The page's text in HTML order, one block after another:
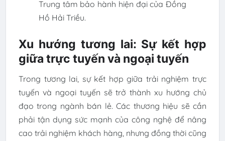
Trung tâm bảo hành hiện đại của Đồng
Hồ Hải Triều.
Xu hướng tương lai: Sự kết hợp
giữa trực tuyến và ngoại tuyến
Trong tương lai, sự kết hợp giữa trải nghiệm trực
tuyến và ngoại tuyến sẽ trở thành xu hướng chủ
đạo trong ngành bán lẻ. Các thương hiệu sẽ cần
phải tận dụng sức mạnh của công nghệ để nâng
cao trải nghiệm khách hàng, nhưng đồng thời cũng